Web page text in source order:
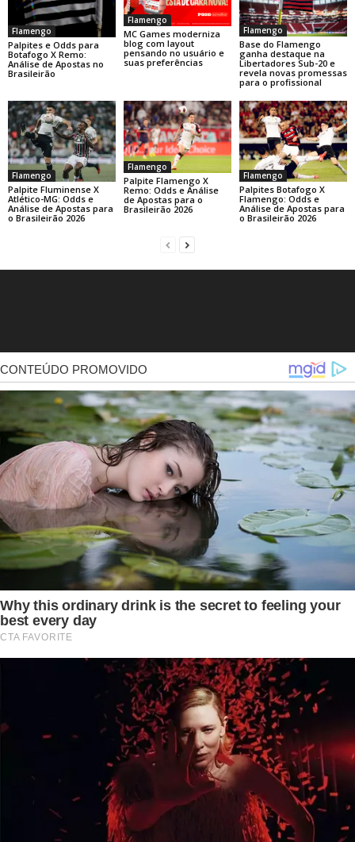
Flamengo
Palpites e Odds para
Botafogo X Remo:
Análise de Apostas no
Brasileirão
Flamengo
MC Games moderniza
blog com layout
pensando no usuário e
suas preferências
Flamengo
Base do Flamengo
ganha destaque na
Libertadores Sub-20 e
revela novas promessas
para o profissional
Flamengo
Palpite Fluminense X
Atlético-MG: Odds e
Análise de Apostas para
o Brasileirão 2026
Flamengo
Palpite Flamengo X
Remo: Odds e Análise
de Apostas para o
Brasileirão 2026
Flamengo
Palpites Botafogo X
Flamengo: Odds e
Análise de Apostas para
o Brasileirão 2026